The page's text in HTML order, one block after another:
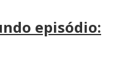
episódio: